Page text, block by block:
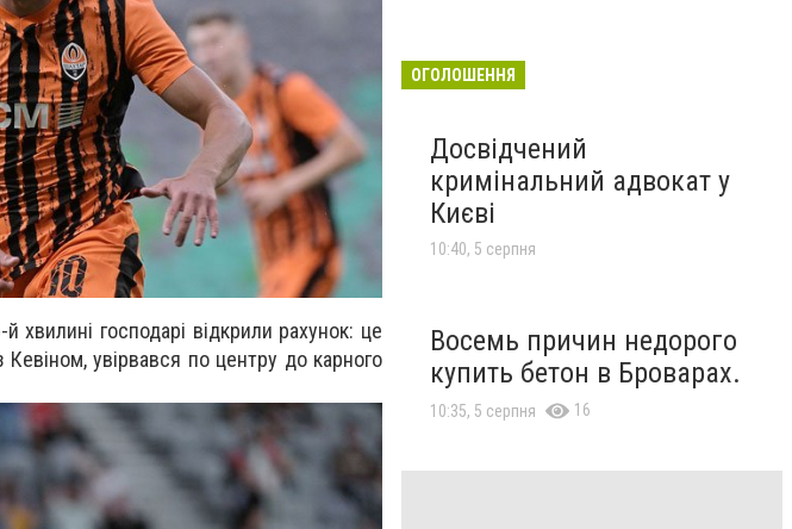
хвилині господарі відкрили рахунок: це
увірвався по центру до карного
ОГОЛОШЕННЯ
Досвідчений
кримінальний адвокат у
Києві
10:40, 5 серпня
Восемь причин недорого
купить бетон в Броварах.
10:35, 5 серпня 16